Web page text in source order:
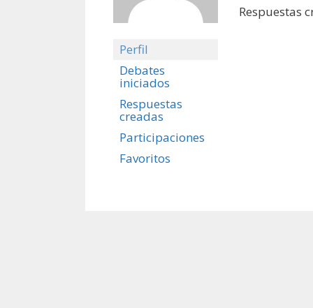
Perfil
Debates
iniciados
Respuestas
creadas
Participaciones
Favoritos
Respuestas